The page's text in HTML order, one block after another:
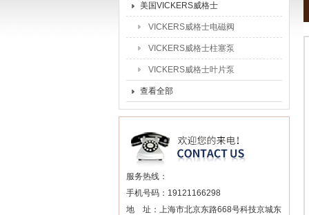
美国VICKERS威格士
VICKERS威格士电磁阀
VICKERS威格士柱塞泵
VICKERS威格士叶片泵
查看全部
服务热线：
手机号码：19121166298
地 址：上海市北京东路668号科技京城东